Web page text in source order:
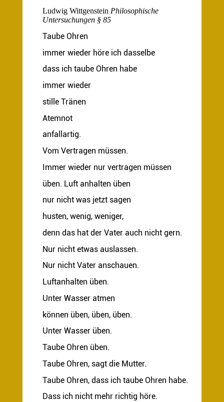
Ludwig Wittgenstein Philosophische
Untersuchungen § 85
Taube Ohren
immer wieder höre ich dasselbe
dass ich taube Ohren habe
immer wieder
stille Tränen
Atemnot
anfallartig.
Vom Vertragen müssen.
Immer wieder nur vertragen müssen
üben. Luft anhalten üben
nur nicht was jetzt sagen
husten, wenig, weniger,
denn das hat der Vater auch nicht gern.
Nur nicht etwas auslassen.
Nur nicht Vater anschauen.
Luftanhalten üben.
Unter Wasser atmen
können üben, üben, üben.
Unter Wasser üben.
Taube Ohren üben.
Taube Ohren, sagt die Mutter.
Taube Ohren, dass ich taube Ohren habe.
Dass ich nicht mehr richtig höre.